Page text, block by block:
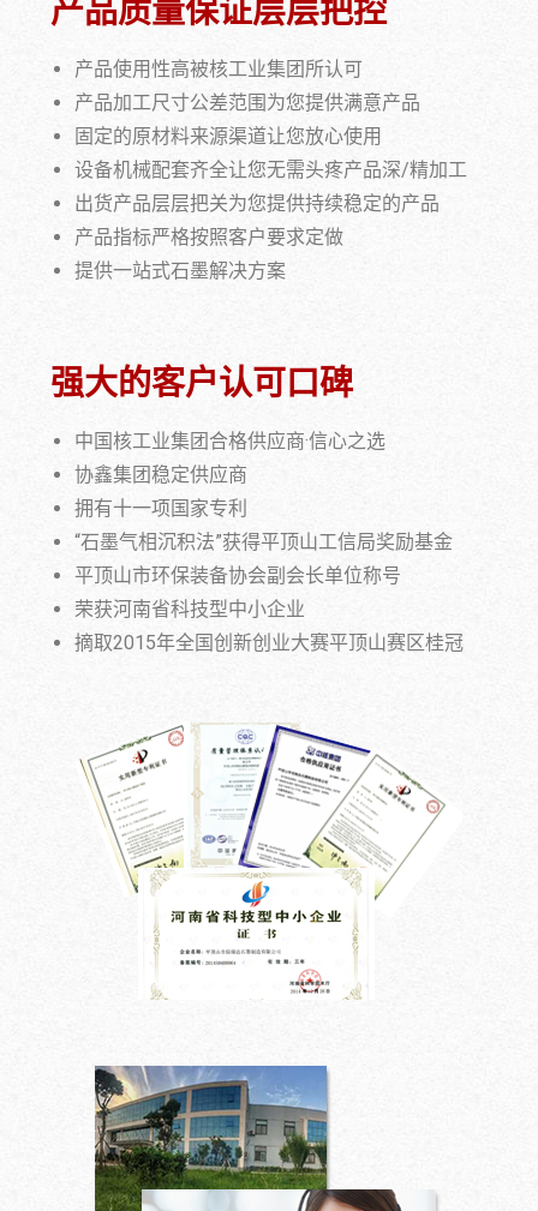
产品质量保证层层把控
产品使用性高被核工业集团所认可
产品加工尺寸公差范围为您提供满意产品
固定的原材料来源渠道让您放心使用
设备机械配套齐全让您无需头疼产品深/精加工
出货产品层层把关为您提供持续稳定的产品
产品指标严格按照客户要求定做
提供一站式石墨解决方案
强大的客户认可口碑
中国核工业集团合格供应商·信心之选
协鑫集团稳定供应商
拥有十一项国家专利
“石墨气相沉积法”获得平顶山工信局奖励基金
平顶山市环保装备协会副会长单位称号
荣获河南省科技型中小企业
摘取2015年全国创新创业大赛平顶山赛区桂冠